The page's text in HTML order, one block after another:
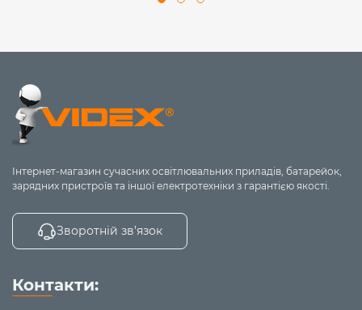
Інтернет-магазин сучасних освітлювальних приладів, батарейок,
зарядних пристроїв та іншої електротехніки з гарантією якості.
Зворотній зв’язок
Контакти: